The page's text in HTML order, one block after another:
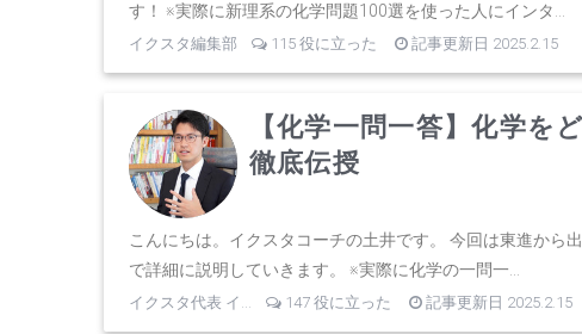
す！ ※実際に新理系の化学問題100選を使った人にインタ...
イクスタ編集部 115 役に立った 記事更新日 2025.2.15
【化学一問一答】化学を
徹底伝授
こんにちは。イクスタコーチの土井です。 今回は東進から
で詳細に説明していきます。 ※実際に化学の一問一...
イクスタ代表 イ... 147 役に立った 記事更新日 2025.2.15